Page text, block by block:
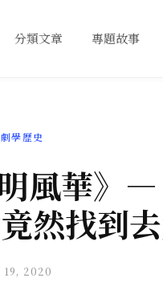
分類文章 專題故事
學歷史
風華》
然找到
19, 2020